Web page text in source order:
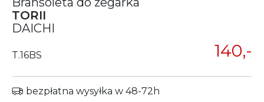
TORII
DAICHI
T.16BS 140,-
bezpłatna wysyłka w 48-72h